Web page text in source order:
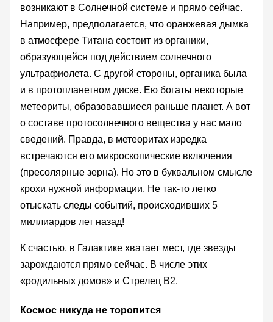
возникают в Солнечной системе и прямо сейчас.
Например, предполагается, что оранжевая дымка
в атмосфере Титана состоит из органики,
образующейся под действием солнечного
ультрафиолета. С другой стороны, органика была
и в протопланетном диске. Ею богаты некоторые
метеориты, образовавшиеся раньше планет. А вот
о составе протосолнечного вещества у нас мало
сведений. Правда, в метеоритах изредка
встречаются его микроскопические включения
(пресолярные зерна). Но это в буквальном смысле
крохи нужной информации. Не так-то легко
отыскать следы событий, происходивших 5
миллиардов лет назад!
К счастью, в Галактике хватает мест, где звезды
зарождаются прямо сейчас. В числе этих
«родильных домов» и Стрелец B2.
Космос никуда не торопится